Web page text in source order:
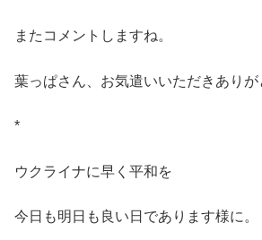
またコメントしますね。
葉っぱさん、お気遣いいただきありが
*
ウクライナに早く平和を
今日も明日も良い日であります様に。